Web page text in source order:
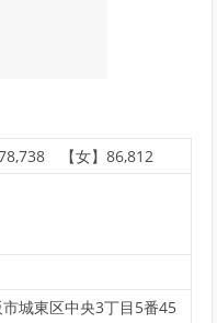
【女】86,812
城東区中央3丁目5番45